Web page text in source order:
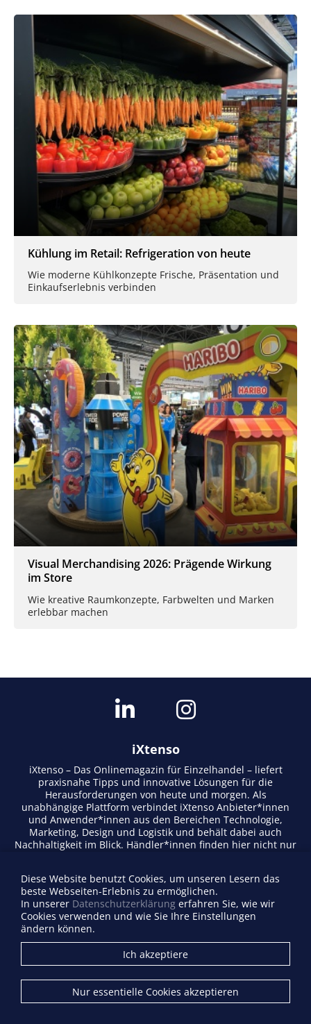
Kühlung im Retail: Refrigeration von heute
Wie moderne Kühlkonzepte Frische, Präsentation und
Einkaufserlebnis verbinden
Visual Merchandising 2026: Prägende Wirkung
im Store
Wie kreative Raumkonzepte, Farbwelten und Marken
erlebbar machen
iXtenso
iXtenso – Das Onlinemagazin für Einzelhandel – liefert
praxisnahe Tipps und innovative Lösungen für die
Herausforderungen von heute und morgen. Als
unabhängige Plattform verbindet iXtenso Anbieter*innen
und Anwender*innen aus den Bereichen Technologie,
Marketing, Design und Logistik und behält dabei auch
Nachhaltigkeit im Blick. Händler*innen finden hier nicht nur
lebendigen Schreibstil und relevantem Content fördert das
Magazin den Austausch innerhalb der Retail-Community.
Ob digitale Trends oder praktische Alltagstipps – iXtenso
macht Wissen für den Handel zugänglich.
Firma eintragen
Mediadaten
Kontakt
Diese Website benutzt Cookies, um unseren Lesern das
beste Webseiten-Erlebnis zu ermöglichen.
In unserer Datenschutzerklärung erfahren Sie, wie wir
Cookies verwenden und wie Sie Ihre Einstellungen
ändern können.
Ich akzeptiere
Nur essentielle Cookies akzeptieren